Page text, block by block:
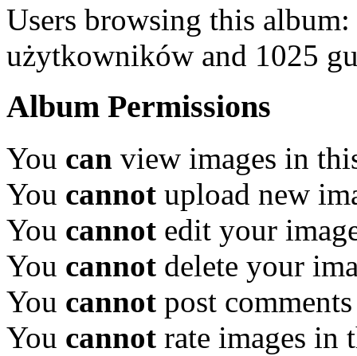
Users browsing this
użytkowników and 1025
Album Permissions
You can view images in
You cannot upload new
You cannot edit your
You cannot delete your
You cannot post
You cannot rate images in